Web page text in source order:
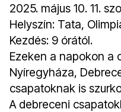
2025. május 10. 11.
Helyszín: Tata,
Kezdés: 9 órától.
Ezeken a napokon a
Nyíregyháza,
csapatoknak is
A debreceni